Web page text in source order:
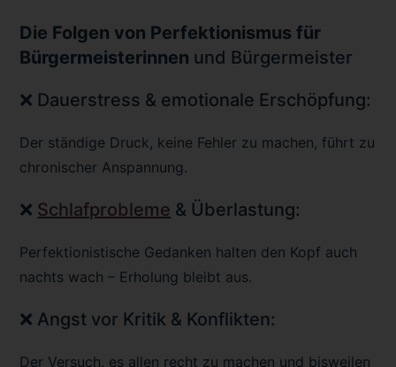
Die Folgen von Perfektionismus für
Bürgermeisterinnen und Bürgermeister
❌ Dauerstress & emotionale Erschöpfung:
Der ständige Druck, keine Fehler zu machen, führt zu
chronischer Anspannung.
❌ Schlafprobleme & Überlastung:
Perfektionistische Gedanken halten den Kopf auch
nachts wach – Erholung bleibt aus.
❌ Angst vor Kritik & Konflikten:
Der Versuch, es allen recht zu machen und bisweilen